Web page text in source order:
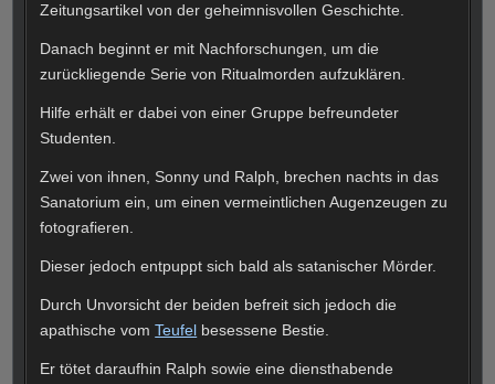
Zeitungsartikel von der geheimnisvollen Geschichte.
Danach beginnt er mit Nachforschungen, um die
zurückliegende Serie von Ritualmorden aufzuklären.
Hilfe erhält er dabei von einer Gruppe befreundeter
Studenten.
Zwei von ihnen, Sonny und Ralph, brechen nachts in das
Sanatorium ein, um einen vermeintlichen Augenzeugen zu
fotografieren.
Dieser jedoch entpuppt sich bald als satanischer Mörder.
Durch Unvorsicht der beiden befreit sich jedoch die
apathische vomTeufel besessene Bestie.
Er tötet daraufhin Ralph sowie eine diensthabende